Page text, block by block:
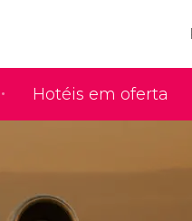
Hotéis em oferta